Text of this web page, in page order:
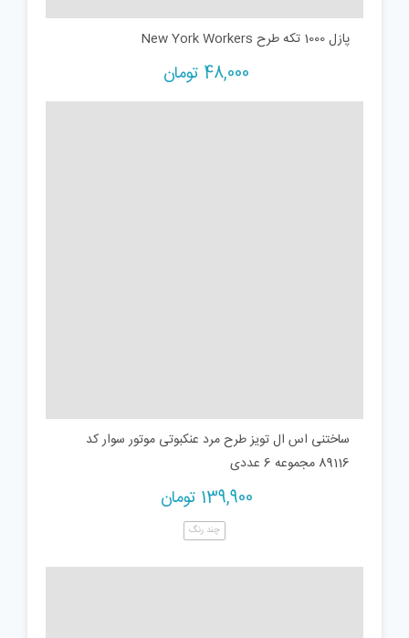
پازل 1000 تکه طرح New York Workers
48,000 تومان
ساختنی اس ال تویز طرح مرد عنکبوتی موتور سوار کد
89116 مجموعه 6 عددی
139,900 تومان
چند رنگ